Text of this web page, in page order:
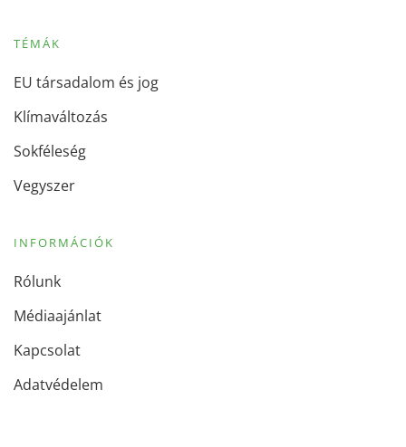
TÉMÁK
EU társadalom és jog
Klímaváltozás
Sokféleség
Vegyszer
INFORMÁCIÓK
Rólunk
Médiaajánlat
Kapcsolat
Adatvédelem